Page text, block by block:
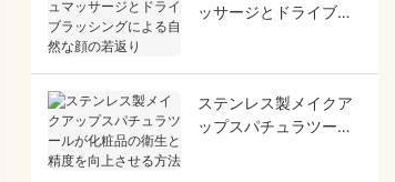
ッサージとドライブラ
ステンレス製メイクア
ップスパチュラツール